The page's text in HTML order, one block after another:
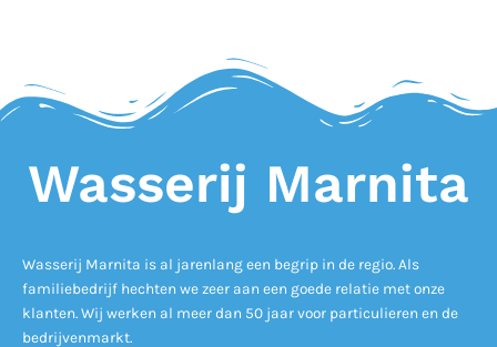
Wasserij Marnita
Wasserij Marnita is al jarenlang een begrip in de regio. Als
familiebedrijf hechten we zeer aan een goede relatie met onze
klanten. Wij werken al meer dan 50 jaar voor particulieren en de
bedrijvenmarkt.